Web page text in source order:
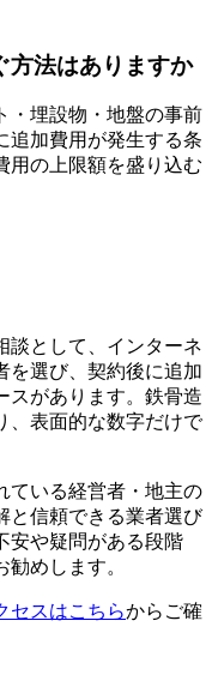
方法はありますか
・埋設物・地盤の事前
追加費用が発生する条
用の上限額を盛り込む
談として、インターネ
を選び、契約後に追加
スがあります。鉄骨造
、表面的な数字だけで
ている経営者・地主の
と信頼できる業者選び
安や疑問がある段階
めします。
セスはこちらからご確